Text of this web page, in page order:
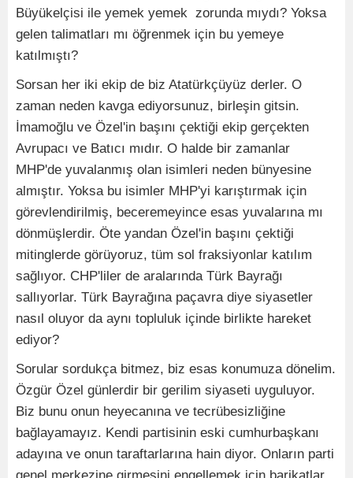
Büyükelçisi ile yemek yemek zorunda mıydı? Yoksa
gelen talimatları mı öğrenmek için bu yemeye
katılmıştı?
Sorsan her iki ekip de biz Atatürkçüyüz derler. O
zaman neden kavga ediyorsunuz, birleşin gitsin.
İmamoğlu ve Özel'in başını çektiği ekip gerçekten
Avrupacı ve Batıcı mıdır. O halde bir zamanlar
MHP'de yuvalanmış olan isimleri neden bünyesine
almıştır. Yoksa bu isimler MHP'yi karıştırmak için
görevlendirilmiş, beceremeyince esas yuvalarına mı
dönmüşlerdir. Öte yandan Özel'in başını çektiği
mitinglerde görüyoruz, tüm sol fraksiyonlar katılım
sağlıyor. CHP'liler de aralarında Türk Bayrağı
sallıyorlar. Türk Bayrağına paçavra diye siyasetler
nasıl oluyor da aynı topluluk içinde birlikte hareket
ediyor?
Sorular sordukça bitmez, biz esas konumuza dönelim.
Özgür Özel günlerdir bir gerilim siyaseti uyguluyor.
Biz bunu onun heyecanına ve tecrübesizliğine
bağlayamayız. Kendi partisinin eski cumhurbaşkanı
adayına ve onun taraftarlarına hain diyor. Onların parti